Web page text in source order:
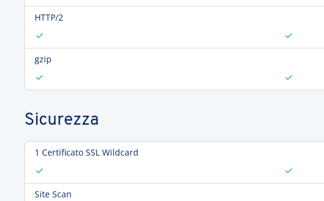
HTTP/2
gzip
Sicurezza
1 Certificato SSL Wildcard
Site Scan